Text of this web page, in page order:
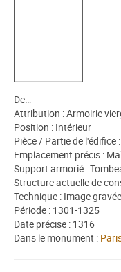
De…
Attribution : Armoirie
Position : Intérieur
Pièce / Partie de l'édifice
Emplacement précis :
Support armorié :
Structure actuelle de
Technique : Image gravée
Période : 1301-1325
Date précise : 1316
Dans le monument :